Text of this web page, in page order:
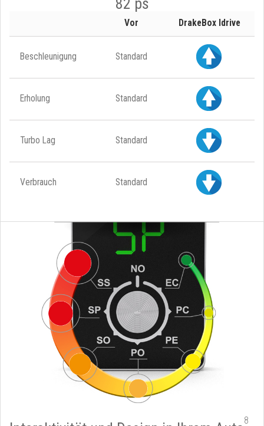
Vor DrakeBox Idrive
Beschleunigung Standard
Erholung Standard
Turbo Lag Standard
Verbrauch Standard
8